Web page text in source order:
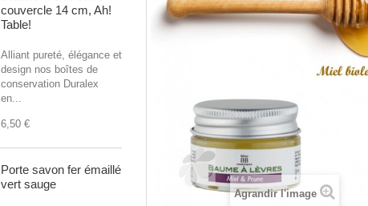
couvercle 14 cm, Ah!
Table!
Alliant pureté, élégance et
design nos boîtes de
conservation Duralex
en...
6,50 €
Porte savon fer émaillé
vert sauge
Agrandir l'image